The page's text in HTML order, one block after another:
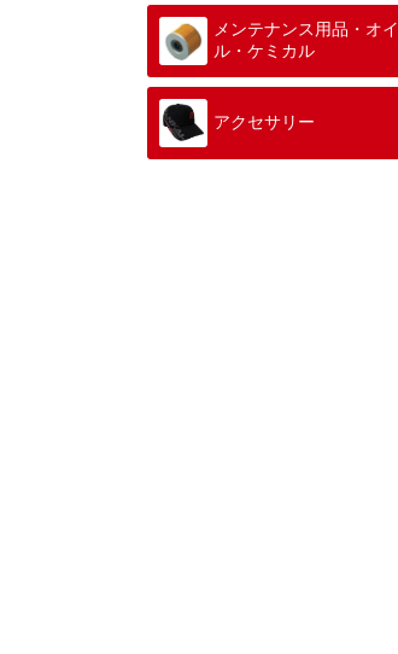
メンテナンス用品・オイ
ル・ケミカル
アクセサリー